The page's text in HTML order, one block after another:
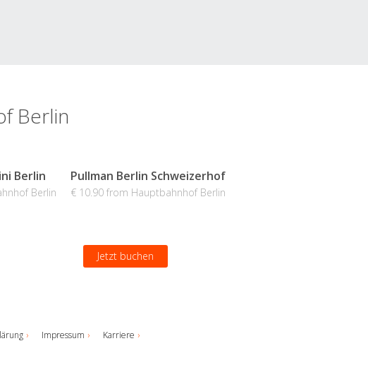
Berlin
Berlin
Berlin
Pullman Berlin Schweizerhof
€ 10.90 from Hauptbahnhof Berlin
Jetzt buchen
Impressum
Karriere